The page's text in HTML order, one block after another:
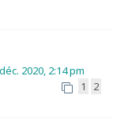
2020, 2:14 pm
1 2